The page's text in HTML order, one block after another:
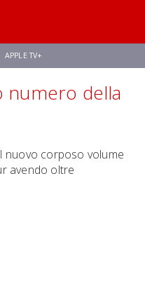
APPLE TV+
AVENGERS: DOOMSDAY
numero della
nuovo corposo volume
avendo oltre